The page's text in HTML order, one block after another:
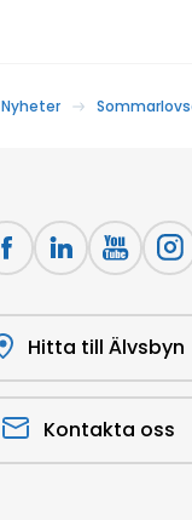
Nyheter
Hitta till Älvsbyn
Kontakta oss